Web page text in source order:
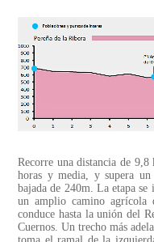
Recorre una distancia de
horas y media, y supera
bajada de 240m. La etapa
un amplio camino agrícola
conduce hasta la unión del
Cuernos. Un trecho más